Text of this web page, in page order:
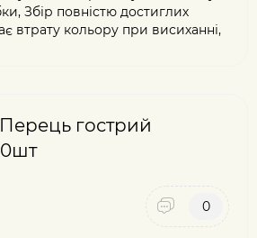
Збір повністю достиглих
втрату кольору при висиханні,
гострий
0